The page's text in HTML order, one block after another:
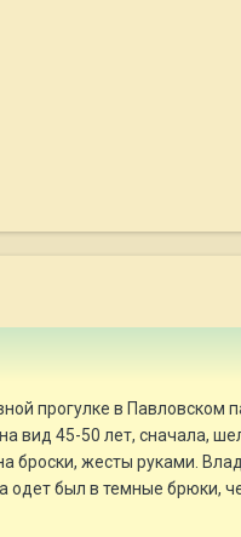
прогулке в Павловском
вид 45-50 лет, сначала,
броски, жесты руками.
был в темные брюки,